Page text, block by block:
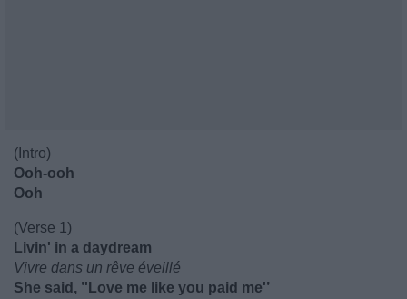
(Intro)
Ooh-ooh
Ooh
(Verse 1)
Livin' in a daydream
Vivre dans un rêve éveillé
She said, ’'Love me like you paid me'’